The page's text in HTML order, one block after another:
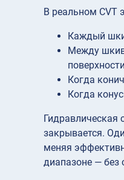
В реальном CVT
Каждый
Между
поверхности
Когда
Когда
Гидравлическая
закрывается.
меняя
диапазоне — без